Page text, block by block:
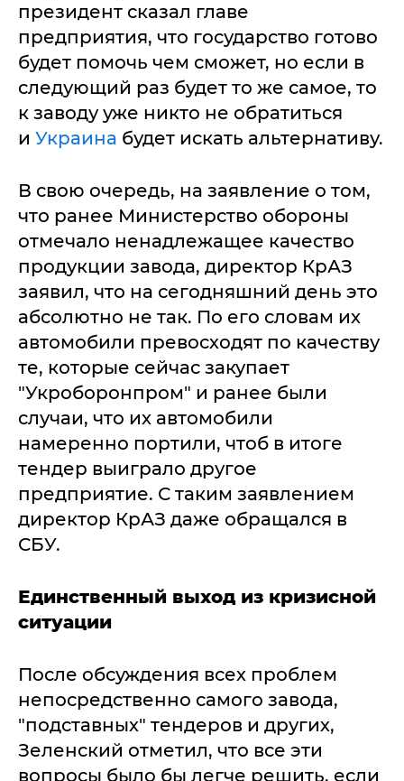
президент сказал главе
предприятия, что государство готово
будет помочь чем сможет, но если в
следующий раз будет то же самое, то
к заводу уже никто не обратиться
и Украина будет искать альтернативу.
В свою очередь, на заявление о том,
что ранее Министерство обороны
отмечало ненадлежащее качество
продукции завода, директор КрАЗ
заявил, что на сегодняшний день это
абсолютно не так. По его словам их
автомобили превосходят по качеству
те, которые сейчас закупает
"Укроборонпром" и ранее были
случаи, что их автомобили
намеренно портили, чтоб в итоге
тендер выиграло другое
предприятие. С таким заявлением
директор КрАЗ даже обращался в
СБУ.
Единственный выход из кризисной
ситуации
После обсуждения всех проблем
непосредственно самого завода,
"подставных" тендеров и других,
Зеленский отметил, что все эти
вопросы было бы легче решить, если